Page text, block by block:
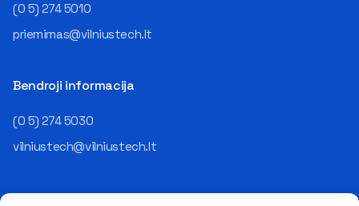
(0 5) 274 5010
priemimas@vilniustech.lt
Bendroji informacija
(0 5) 274 5030
vilniustech@vilniustech.lt